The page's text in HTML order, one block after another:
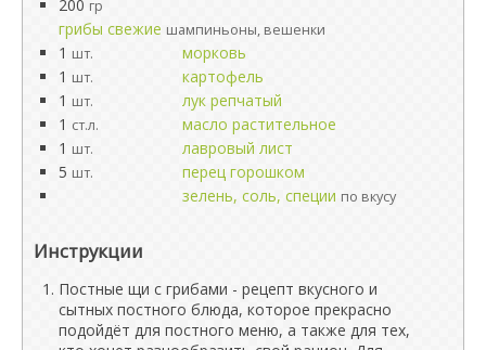
200 гр
грибы свежие шампиньоны, вешенки
1 шт.
морковь
1 шт.
картофель
1 шт.
лук репчатый
1 ст.л.
масло растительное
1 шт.
лавровый лист
5 шт.
перец горошком
зелень, соль, специи по вкусу
Инструкции
Постные щи с грибами - рецепт вкусного и
сытных постного блюда, которое прекрасно
подойдёт для постного меню, а также для тех,